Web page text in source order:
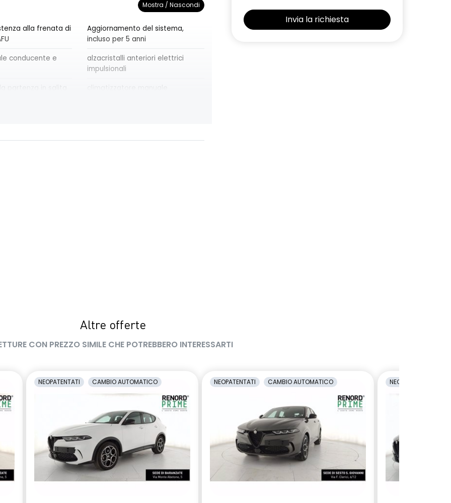
Mostra / Nascondi
alla frenata di
Aggiornamento del sistema,
incluso per 5 anni
conducente e
alzacristalli anteriori elettrici
impulsionali
a seconda del
mantenimento della corsia
smartphone replication wireless
Apple CarPlay™
Altre offerte
CON PREZZO SIMILE CHE POTREBBERO INTERESSARTI
NEOPATENTATI CAMBIO AUTOMATICO NEOPATENTATI CAMBIO AUTOMATICO NEOPATENTATI